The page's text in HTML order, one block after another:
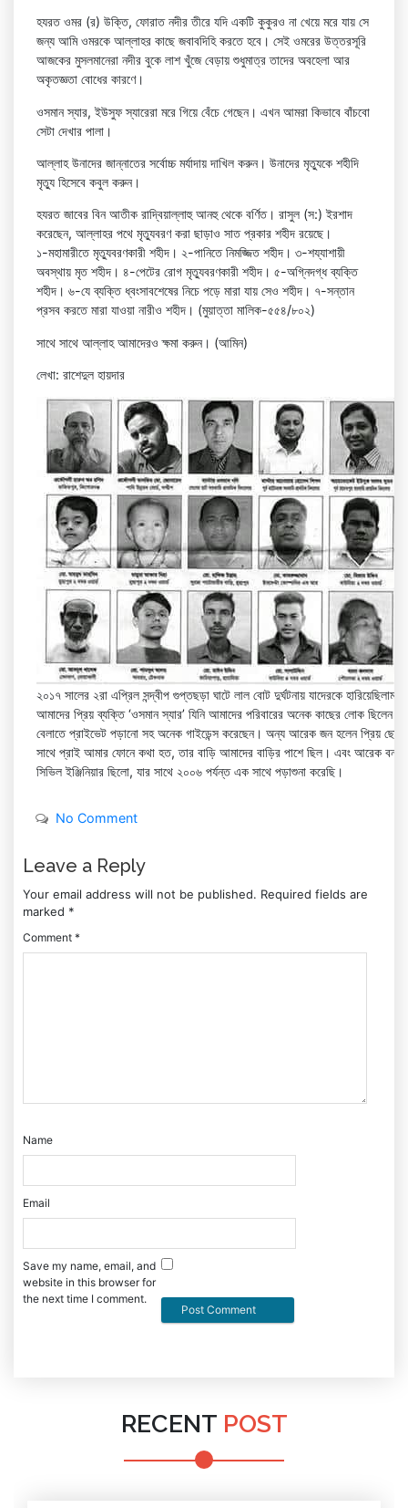
হযরত ওমর (র) উক্তি, ফোরাত নদীর তীরে যদি একটি কুকুরও না খেয়ে মরে যায় সে
জন্য আমি ওমরকে আল্লাহর কাছে জবাবদিহি করতে হবে। সেই ওমরের উত্তরসূরি
আজকের মুসলমানেরা নদীর বুকে লাশ খুঁজে বেড়ায় শুধুমাত্র তাদের অবহেলা আর
অকৃতজ্ঞতা বোধের কারণে।
ওসমান স্যার, ইউসুফ স্যারেরা মরে গিয়ে বেঁচে গেছেন। এখন আমরা কিভাবে বাঁচবো
সেটা দেখার পালা।
আল্লাহ উনাদের জান্নাতের সর্বোচ্চ মর্যাদায় দাখিল করুন। উনাদের মৃত্যুকে শহীদি
মৃত্যু হিসেবে কবুল করুন।
হযরত জাবের বিন আতীক রাদ্বিয়াল্লাহু আনহু থেকে বর্ণিত। রাসুল (স:) ইরশাদ
করেছেন, আল্লাহর পথে মৃত্যুবরণ করা ছাড়াও সাত প্রকার শহীদ রয়েছে।
১-মহামারীতে মৃত্যুবরণকারী শহীদ। ২-পানিতে নিমজ্জিত শহীদ। ৩-শয্যাশায়ী
অবস্থায় মৃত শহীদ। ৪-পেটের রোগ মৃত্যুবরণকারী শহীদ। ৫-অগ্নিদগ্ধ ব্যক্তি
শহীদ। ৬-যে ব্যক্তি ধ্বংসাবশেষের নিচে পড়ে মারা যায় সেও শহীদ। ৭-সন্তান
প্রসব করতে মারা যাওয়া নারীও শহীদ। (মুয়াত্তা মালিক-৫৫৪/৮০২)
সাথে সাথে আল্লাহ আমাদেরও ক্ষমা করুন। (আমিন)
লেখা: রাশেদুল হায়দার
২০১৭ সালের ২রা এপ্রিল সন্দ্বীপ গুপ্তছড়া ঘাটে লাল বোট দুর্ঘটনায় যাদেরকে হারিয়েছিলাম
আমাদের প্রিয় ব্যক্তি ‘ওসমান স্যার’ যিনি আমাদের পরিবারের অনেক কাছের লোক
বেলাতে প্রাইভেট পড়ানো সহ অনেক গাইডেন্স করেছেন। অন্য আরেক জন হলেন প্রিয় ছোট
সাথে প্রাই আমার ফোনে কথা হত, তার বাড়ি আমাদের বাড়ির পাশে ছিল। এবং আরেক বন্ধু
সিভিল ইঞ্জিনিয়ার ছিলো, যার সাথে ২০০৬ পর্যন্ত এক সাথে পড়াশুনা করেছি।
No Comment
Leave a Reply
Your email address will not be published. Required fields are
marked *
Comment *
Name
Email
Save my name, email, and
website in this browser for
the next time I comment.
RECENT POST